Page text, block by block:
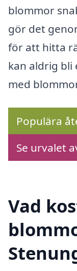
blommor
gör det
för att hitta
kan aldrig bli
med
Populära
Se urvalet
Vad